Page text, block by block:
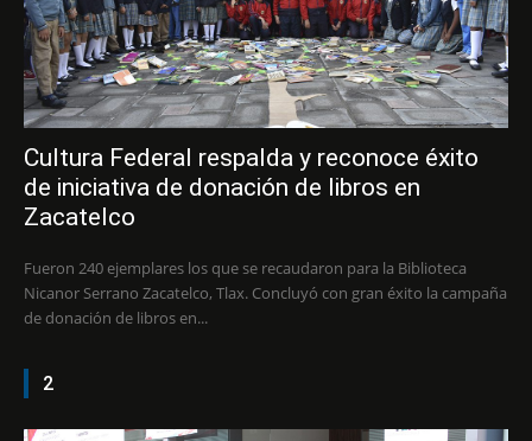
Cultura Federal respalda y reconoce éxito
de iniciativa de donación de libros en
Zacatelco
Fueron 240 ejemplares los que se recaudaron para la Biblioteca
Nicanor Serrano Zacatelco, Tlax. Concluyó con gran éxito la campaña
de donación de libros en...
2